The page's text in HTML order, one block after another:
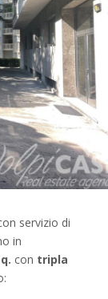
servizio di
in
con tripla